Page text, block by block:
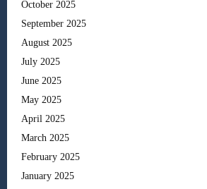
October 2025
September 2025
August 2025
July 2025
June 2025
May 2025
April 2025
March 2025
February 2025
January 2025